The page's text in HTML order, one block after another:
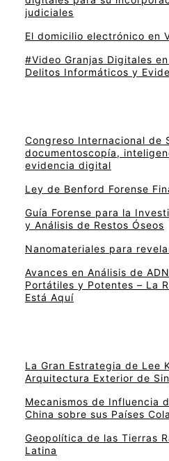
judiciales
El domicilio electrónico en
#Video Granjas Digitales
Delitos Informáticos y
Congreso Internacional de
documentoscopía,
evidencia digital
Ley de Benford Forense
Guía Forense para la
y Análisis de Restos Óseos
Nanomateriales para
Avances en Análisis de
Portátiles y Potentes – La
Está Aquí
La Gran Estrategia de Lee
Arquitectura Exterior de
Mecanismos de Influencia
China sobre sus Países
Geopolítica de las Tierras
Latina